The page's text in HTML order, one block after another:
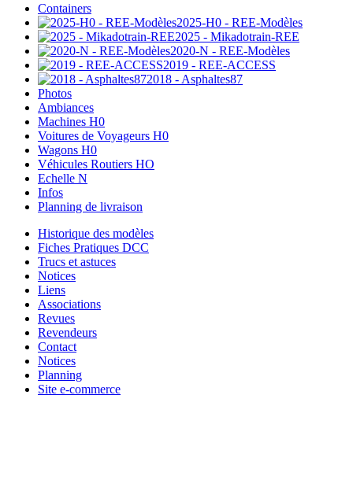
Containers
2025-H0 - REE-Modèles
2025 - Mikadotrain-REE
2020-N - REE-Modèles
2019 - REE-ACCESS
2018 - Asphaltes87
Photos
Ambiances
Machines H0
Voitures de Voyageurs H0
Wagons H0
Véhicules Routiers HO
Echelle N
Infos
Planning de livraison
Historique des modèles
Fiches Pratiques DCC
Trucs et astuces
Notices
Liens
Associations
Revues
Revendeurs
Contact
Notices
Planning
Site e-commerce